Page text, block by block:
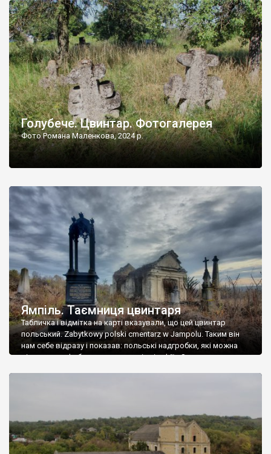
бруньками, кози ті бруньки обгризають, бо то улюблений
делікатес. На цвинтарі у Голубечому ціла колекція
різноманітних форм хрестів. Село відносно невелике, […]
Голубече. Цвинтар. Фотогалерея
Фото Романа Маленкова, 2024 р.
Ямпіль. Таємниця цвинтаря
Табличка і відмітка на карті вказували, що цей цвинтар
польський. Zabytkowy polski cmentarz w Jampolu. Таким він
нам себе відразу і показав: польські надгробки, які можна
віднести до фабричних, польські епітафії… Загалом цвинтар